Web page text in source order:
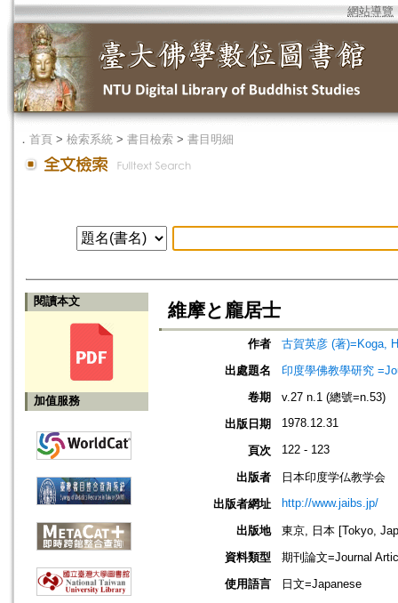
網站導覽
． 首頁 > 檢索系統 > 書目檢索 > 書目明細
閱讀本文
加值服務
維摩と龐居士
作者
古賀英彦 (著)=Koga,
出處題名
印度學佛教學研究
卷期
v.27 n.1 (總號=n.53)
出版日期
1978.12.31
頁次 122 - 123
出版者
日本印度学仏教学会
出版者網址
http://www.jaibs.jp/
出版地
東京, 日本 [Tokyo,
資料類型
期刊論文=Journal
使用語言
日文=Japanese